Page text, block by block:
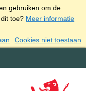
gebruiken om de
toe? Meer informatie
Cookies niet toestaan